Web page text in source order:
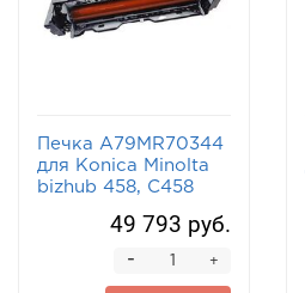
Печка A79MR70344
для Konica Minolta
bizhub 458, C458
49 793 руб.
+
-